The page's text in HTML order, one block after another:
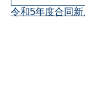
令和5年度合同